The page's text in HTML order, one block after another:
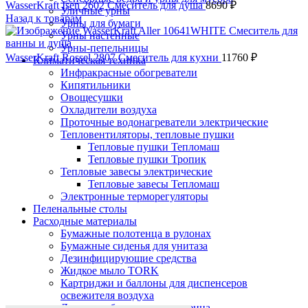
Уличные урны
Урны для бумаги
Урны настенные
Урны-пепельницы
Климатическая техника
Инфракрасные обогреватели
Кипятильники
Овощесушки
Охладители воздуха
Проточные водонагреватели электрические
Тепловентиляторы, тепловые пушки
Тепловые пушки Тепломаш
Тепловые пушки Тропик
Тепловые завесы электрические
Тепловые завесы Тепломаш
Электронные терморегуляторы
Пеленальные столы
Расходные материалы
Бумажные полотенца в рулонах
Бумажные сиденья для унитаза
Дезинфицирующие средства
Жидкое мыло TORK
Картриджи и баллоны для диспенсеров
освежителя воздуха
WasserKraft Isen 2602 Смеситель для душа8690₽
Назад к товарам
WasserKraft Rossel 2807 Смеситель для кухни 11760 ₽
Нажмите, чтобы увеличить